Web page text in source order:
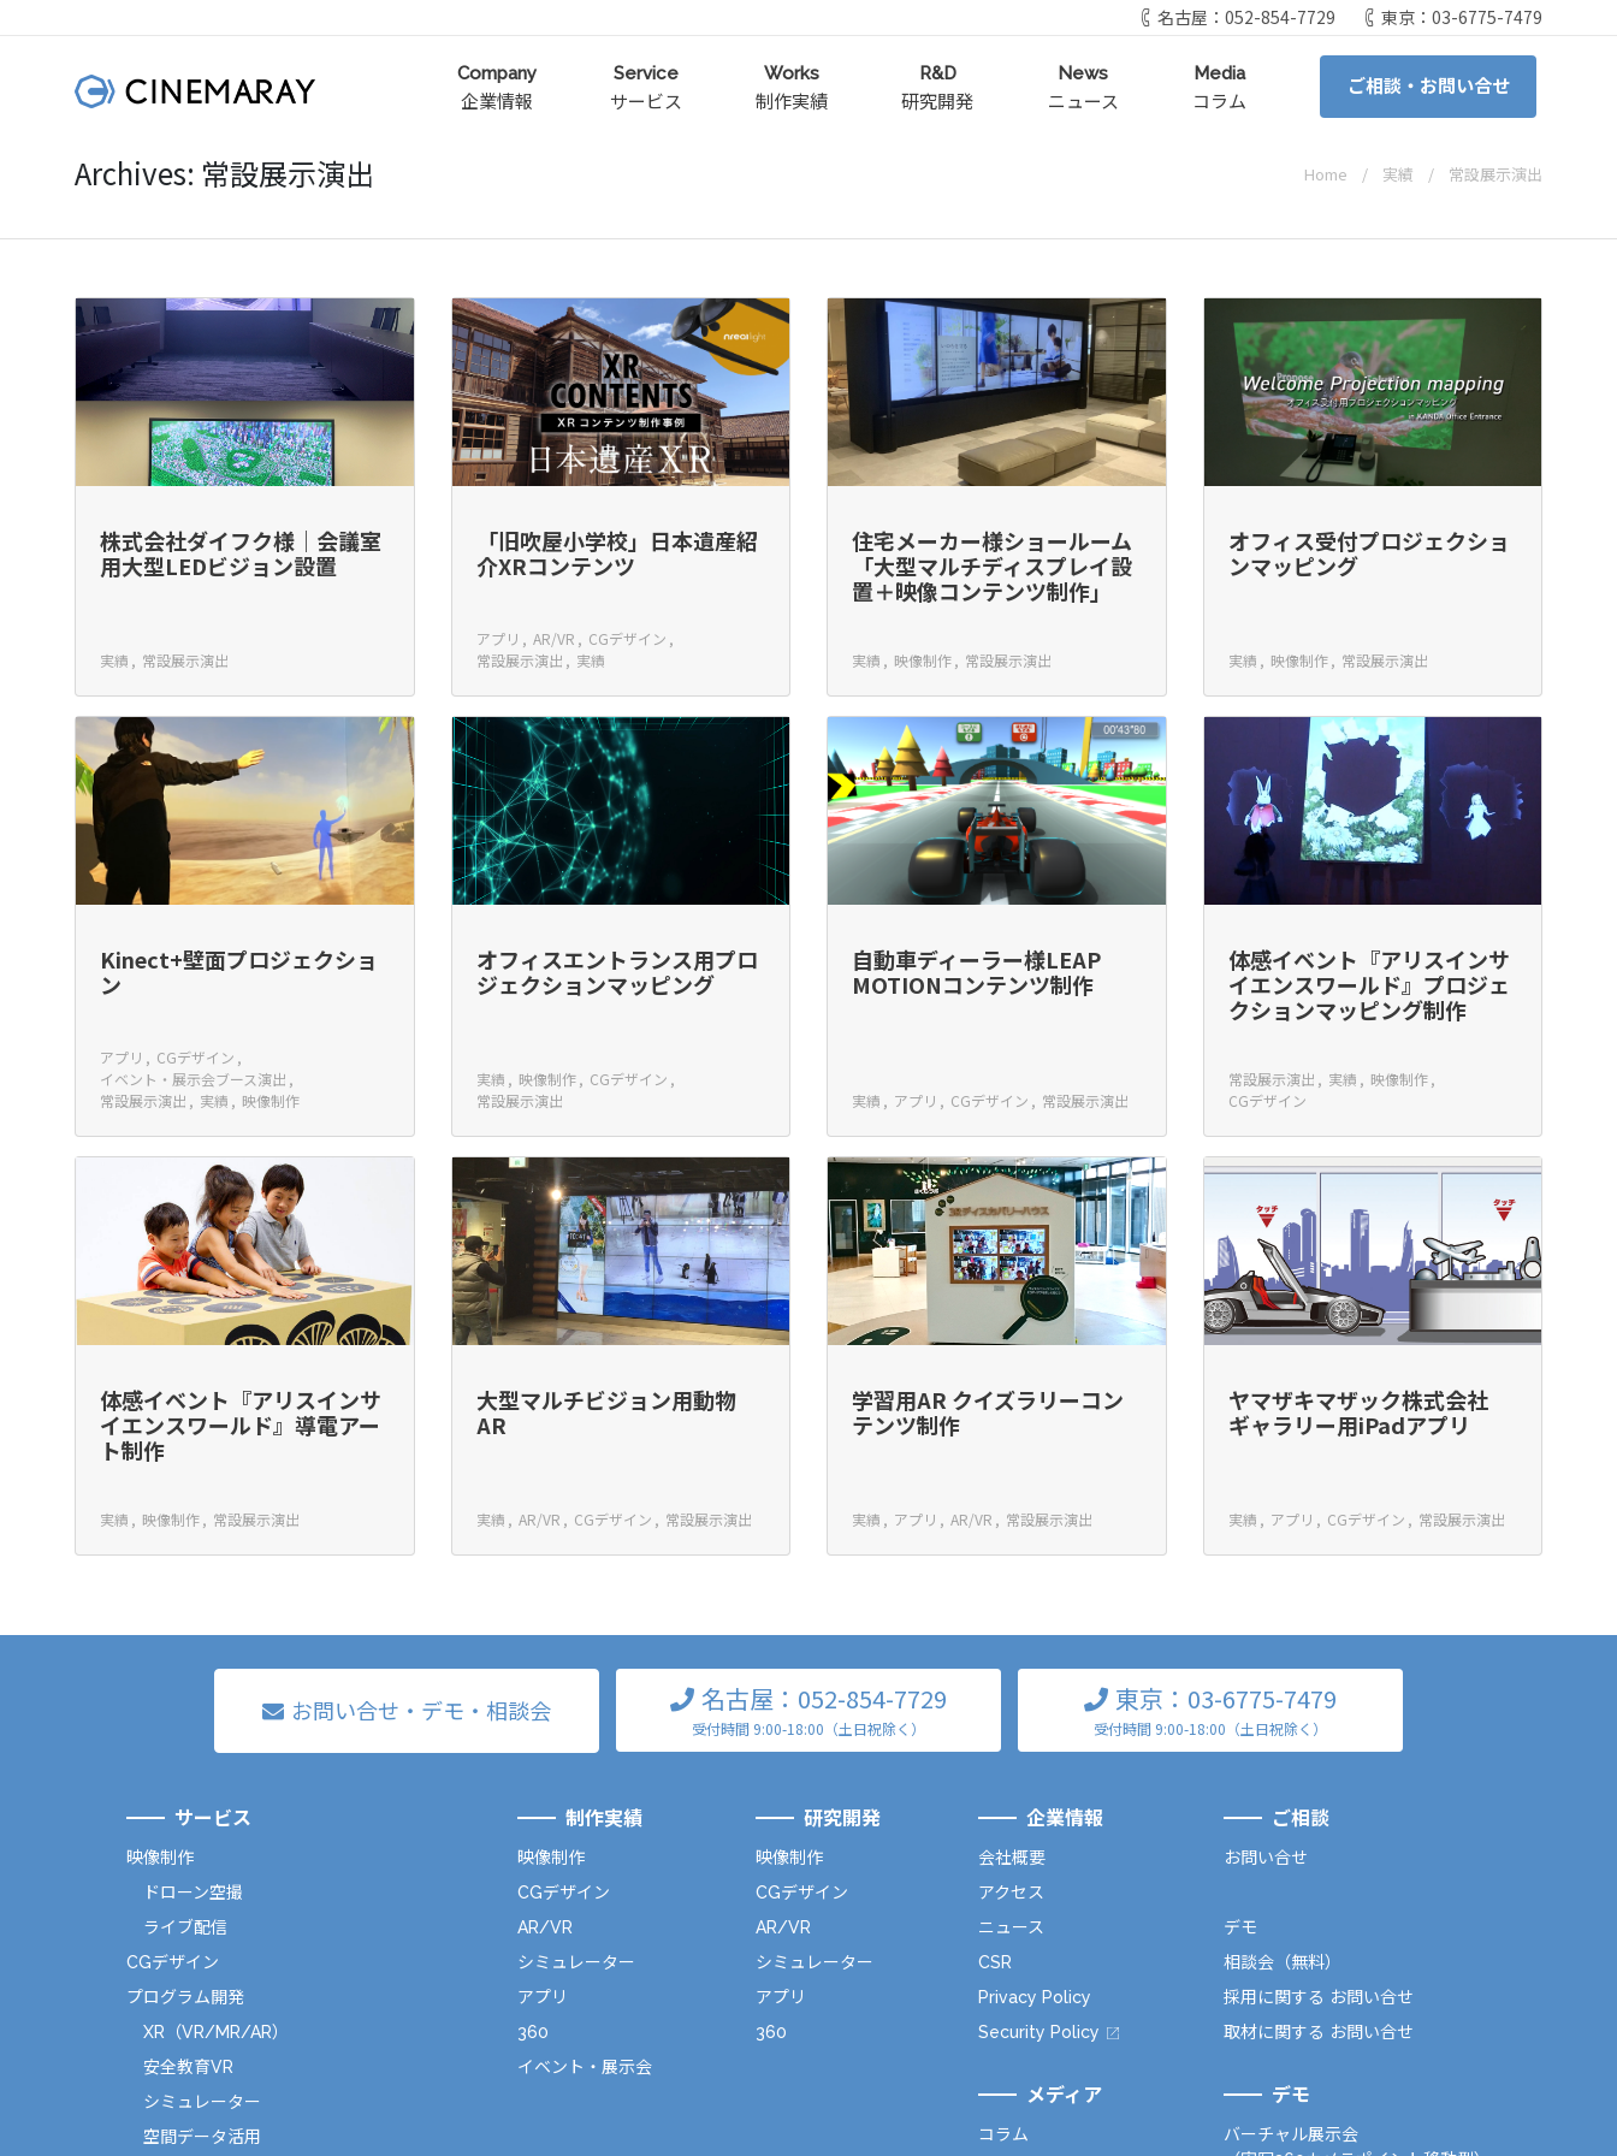
名古屋：052-854-7729 東京：03-6775-7479
Company
企業情報
Service
サービス
Works
制作実績
R&D
研究開発
News
ニュース
Media
コラム
ご相談・お問い合せ
Archives: 常設展示演出 Home 実績 常設展示演出
株式会社ダイフク様｜会議室
用大型LEDビジョン設置
実績 常設展示演出
「旧吹屋小学校」日本遺産紹
介XRコンテンツ
アプリ AR/VR
CGデザイン
常設展示演出
実績
住宅メーカー様ショールーム
「大型マルチディスプレイ設
置＋映像コンテンツ制作」
実績 映像制作 常設展示演出
オフィス受付プロジェクショ
ンマッピング
実績 映像制作 常設展示演出
Kinect+壁面プロジェクショ
ン
アプリ
CGデザイン
イベント・展示会ブース演出
常設展示演出
実績 映像制作
オフィスエントランス用プロ
ジェクションマッピング
実績 映像制作
CGデザイン
常設展示演出
自動車ディーラー様LEAP
MOTIONコンテンツ制作
実績 アプリ CGデザイン 常設展示演出
体感イベント『アリスインサ
イエンスワールド』プロジェ
クションマッピング制作
常設展示演出 実績
映像制作
CGデザイン
体感イベント『アリスインサ
イエンスワールド』導電アー
ト制作
実績 映像制作 常設展示演出
大型マルチビジョン用動物
AR
実績 AR/VR CGデザイン 常設展示演出
学習用AR クイズラリーコン
テンツ制作
実績 アプリ AR/VR 常設展示演出
ヤマザキマザック株式会社
ギャラリー用iPadアプリ
実績 アプリ CGデザイン 常設展示演出
お問い合せ・デモ・相談会 名古屋：052-854-7729
受付時間 9:00-18:00（土日祝除く）
東京：03-6775-7479
受付時間 9:00-18:00（土日祝除く）
サービス
映像制作
ドローン空撮
ライブ配信
CGデザイン
プログラム開発
XR（VR/MR/AR）
安全教育VR
シミュレーター
空間データ活用
制作実績
映像制作
CGデザイン
AR/VR
シミュレーター
アプリ
360
イベント・展示会
研究開発
映像制作
CGデザイン
AR/VR
シミュレーター
アプリ
360
企業情報
会社概要
アクセス
ニュース
CSR
Privacy Policy
Security Policy
メディア
コラム
ご相談
お問い合せ
デモ
相談会（無料）
採用に関する お問い合せ
取材に関する お問い合せ
デモ
バーチャル展示会